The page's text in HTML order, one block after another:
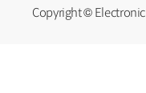
Copyright ©